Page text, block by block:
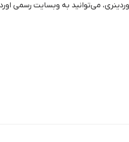
می‌توانید به وبسایت رسمی